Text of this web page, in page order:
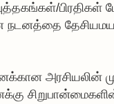
புத்தகங்கள்/
நடனத்தை
அரசியலின்